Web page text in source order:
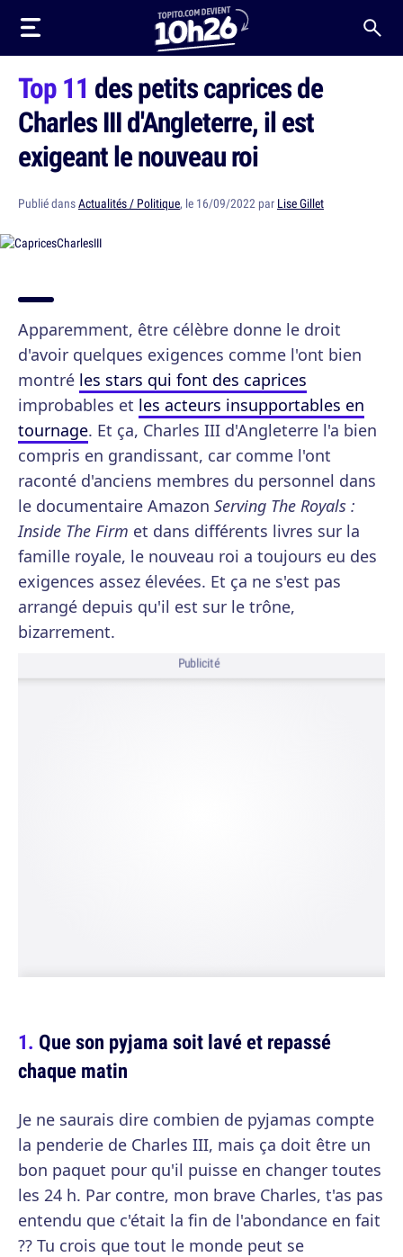
Top 11 des petits caprices de
Charles III d'Angleterre, il est
exigeant le nouveau roi
Publié dansActualités / Politique, le 16/09/2022 par Lise Gillet
Apparemment, être célèbre donne le droit
d'avoir quelques exigences comme l'ont bien
montré les stars qui font des caprices
improbables et les acteurs insupportables en
tournage. Et ça, Charles III d'Angleterre l'a bien
compris en grandissant, car comme l'ont
raconté d'anciens membres du personnel dans
le documentaire Amazon Serving The Royals :
Inside The Firm et dans différents livres sur la
famille royale, le nouveau roi a toujours eu des
exigences assez élevées. Et ça ne s'est pas
arrangé depuis qu'il est sur le trône,
bizarrement.
Publicité
Que son pyjama soit lavé et repassé
chaque matin
Je ne saurais dire combien de pyjamas compte
la penderie de Charles III, mais ça doit être un
bon paquet pour qu'il puisse en changer toutes
les 24 h. Par contre, mon brave Charles, t'as pas
entendu que c'était la fin de l'abondance en fait
?? Tu crois que tout le monde peut se